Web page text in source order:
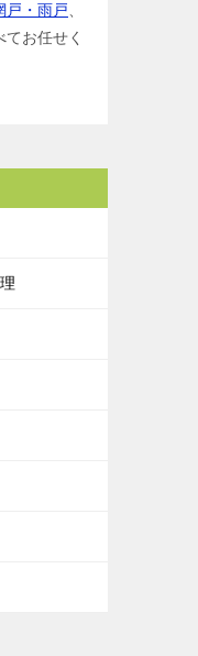
戸・雨戸
てお任せく